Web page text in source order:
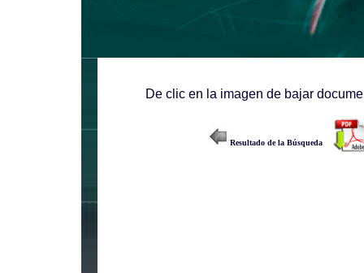
De clic en la imagen de bajar
Resultado de la Búsqueda